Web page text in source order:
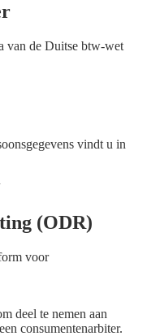
van de Duitse btw-wet
vindt u in
(ODR)
voor
deel te nemen aan
consumentenarbiter.